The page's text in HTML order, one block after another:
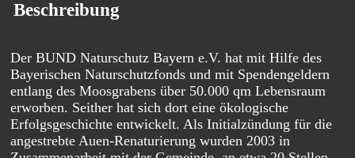
Beschreibung
Der BUND Naturschutz Bayern e.V. hat mit Hilfe des
Bayerischen Naturschutzfonds und mit Spendengeldern
entlang des Moosgrabens über 50.000 qm Lebensraum
erworben. Seither hat sich dort eine ökologische
Erfolgsgeschichte entwickelt. Als Initialzündung für die
angestrebte Auen-Renaturierung wurden 2003 in